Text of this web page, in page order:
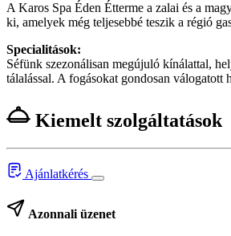
A Karos Spa Éden Étterme a zalai és a
ki, amelyek még teljesebbé teszik a régió
Specialitások:
Séfünk szezonálisan megújuló kínálattal,
tálalással. A fogásokat gondosan
Kiemelt szolgáltatások
Ajánlatkérés
Azonnali üzenet